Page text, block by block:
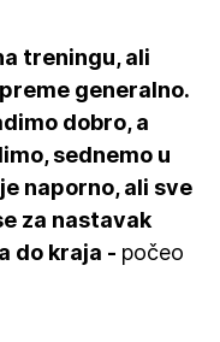
treningu, ali
generalno.
dobro, a
sednemo u
naporno, ali sve
za nastavak
do kraja - počeo